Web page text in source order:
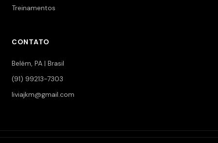
Treinamentos
CONTATO
Belém, PA | Brasil
(91) 99213-7303
liviajkm@gmail.com